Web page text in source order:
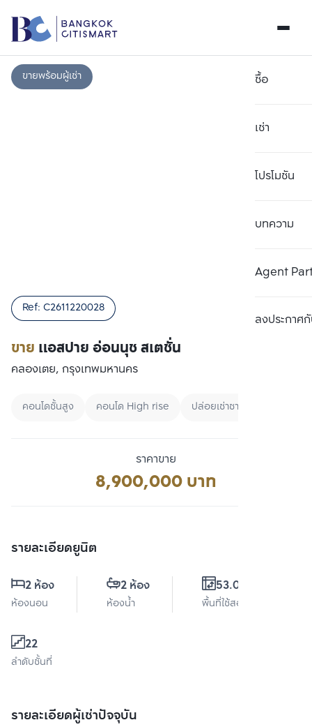
ซื้อ
เช่า
โปรโมชัน
บทความ
Agent
ลงประกาศกั
ขายพร้อมผู้เช่า
ขาย แอสปาย อ่อนนุช สเตชั่น
Ref: C2611220028
คลองเตย, กรุงเทพมหานคร
คอนโดชั้นสูง คอนโด High rise ปล่อยเช่าชาวต่างชาติ
ราคาขาย
8,900,000 บาท
รายละเอียดยูนิต
2 ห้อง
ห้องนอน
2 ห้อง
ห้องน้ำ
53.09 ตร.ม.
พื้นที่ใช้สอย
22
ลำดับชั้นที่
รายละเอียดผู้เช่าปัจจุบัน
เปรียบเทียบ